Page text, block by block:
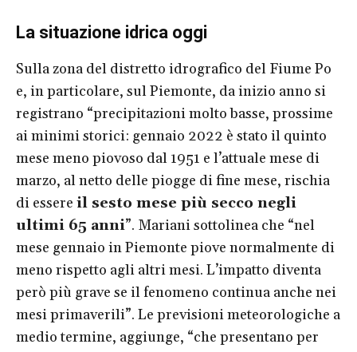
La situazione idrica oggi
Sulla zona del distretto idrografico del Fiume Po
e, in particolare, sul Piemonte, da inizio anno si
registrano “precipitazioni molto basse, prossime
ai minimi storici: gennaio 2022 è stato il quinto
mese meno piovoso dal 1951 e l’attuale mese di
marzo, al netto delle piogge di fine mese, rischia
di essere il sesto mese più secco negli
ultimi 65 anni”. Mariani sottolinea che “nel
mese gennaio in Piemonte piove normalmente di
meno rispetto agli altri mesi. L’impatto diventa
però più grave se il fenomeno continua anche nei
mesi primaverili”. Le previsioni meteorologiche a
medio termine, aggiunge, “che presentano per